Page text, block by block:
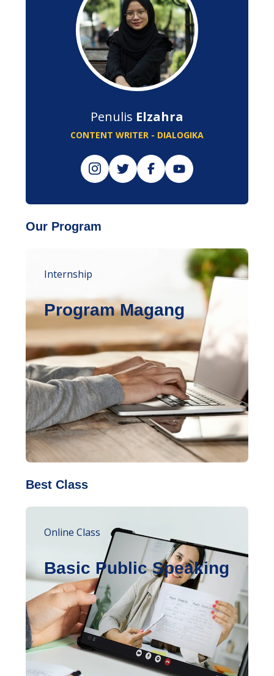
Penulis Elzahra
CONTENT WRITER - DIALOGIKA
Our Program
Internship
Program Magang
Best Class
Online Class
Basic Public Speaking